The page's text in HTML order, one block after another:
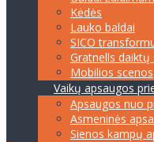
Kėdės
Lauko baldai
SICO
Gratnells
Mobilios scenos
Vaikų apsaugos
Apsaugos nuo
Asmeninės
Sienos kampų